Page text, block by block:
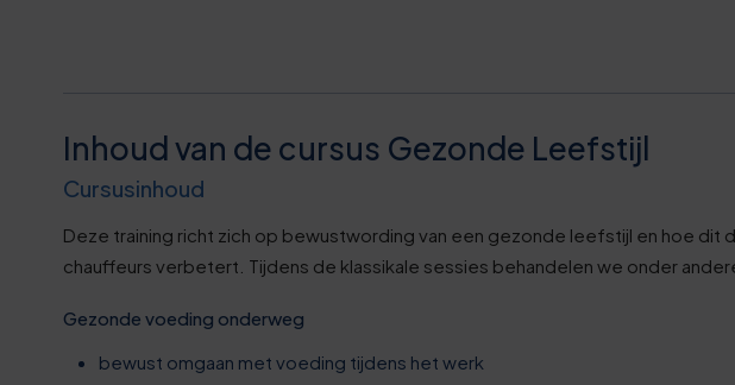
Inhoud van de cursus Gezonde Leefstijl
Cursusinhoud
Deze training richt zich op bewustwording van een gezonde leefstijl en hoe dit
chauffeurs verbetert. Tijdens de klassikale sessies behandelen we onder
Gezonde voeding onderweg
bewust omgaan met voeding tijdens het werk
7
2
7
2